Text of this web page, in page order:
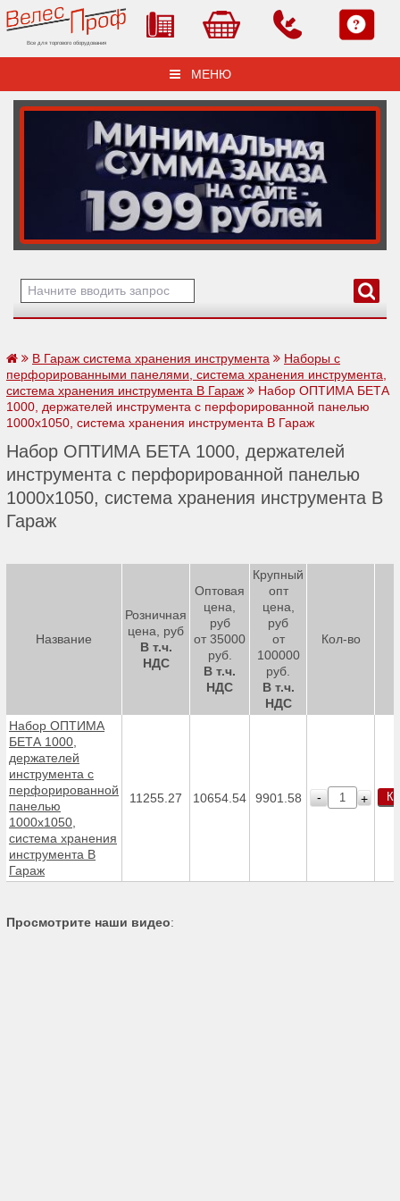
Все для торгового оборудования
МЕНЮ
В Гараж система хранения инструмента
Наборы с
перфорированными панелями, система хранения инструмента,
система хранения инструмента В Гараж
Набор ОПТИМА БЕТА
1000, держателей инструмента с перфорированной панелью
1000х1050, система хранения инструмента В Гараж
Набор ОПТИМА БЕТА 1000, держателей
инструмента с перфорированной панелью
1000х1050, система хранения инструмента В
Гараж
Название
Розничная
цена, руб
В т.ч.
НДС
Оптовая
цена,
руб
от 35000
руб.
В т.ч.
НДС
Крупный
опт
цена,
руб
от
100000
руб.
В т.ч.
НДС
Кол-во
Набор ОПТИМА
БЕТА 1000,
держателей
инструмента с
перфорированной
панелью
1000х1050,
система хранения
инструмента В
Гараж
11255.27 10654.54 9901.58 - +
Просмотрите наши видео: